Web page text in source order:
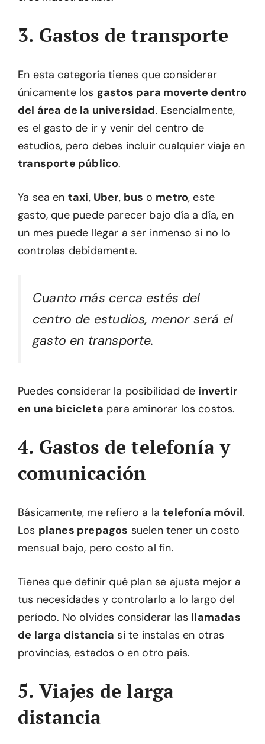
3. Gastos de transporte
En esta categoría tienes que considerar
únicamente los gastos para moverte dentro
del área de la universidad. Esencialmente,
es el gasto de ir y venir del centro de
estudios, pero debes incluir cualquier viaje en
transporte público.
Ya sea en taxi, Uber, bus o metro, este
gasto, que puede parecer bajo día a día, en
un mes puede llegar a ser inmenso si no lo
controlas debidamente.
Cuanto más cerca estés del
centro de estudios, menor será el
gasto en transporte.
Puedes considerar la posibilidad de invertir
en una bicicleta para aminorar los costos.
4. Gastos de telefonía y
comunicación
Básicamente, me refiero a latelefonía móvil.
Los planes prepagos suelen tener un costo
mensual bajo, pero costo al fin.
Tienes que definir qué plan se ajusta mejor a
tus necesidades y controlarlo a lo largo del
período. No olvides considerar las llamadas
de larga distancia si te instalas en otras
provincias, estados o en otro país.
5. Viajes de larga
distancia